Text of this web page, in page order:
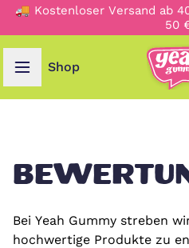
🚚 Kostenloser Versand ab
50
Shop
Bei Yeah Gummy streben
hochwertige Produkte zu
SPRACHE &
English
Français